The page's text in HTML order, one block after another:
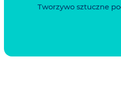
Tworzywo sztuczne